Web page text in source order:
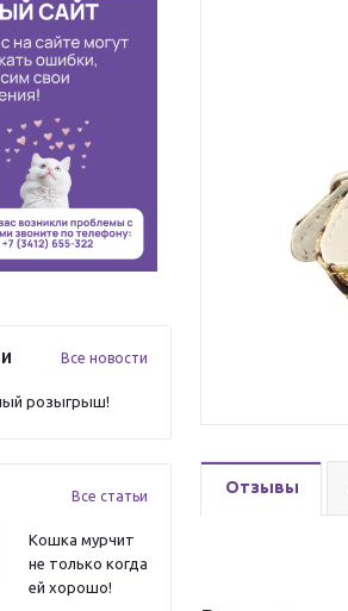
Все новости
розыгрыш!
Все статьи
Кошка мурчит
не только когда
ей хорошо!
Отзывы